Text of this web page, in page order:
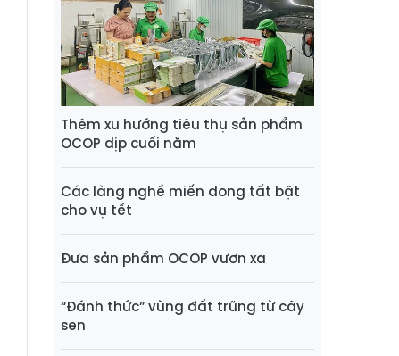
Thêm xu hướng tiêu thụ sản phẩm
OCOP dịp cuối năm
Các làng nghề miến dong tất bật
cho vụ tết
Đưa sản phẩm OCOP vươn xa
“Đánh thức” vùng đất trũng từ cây
sen